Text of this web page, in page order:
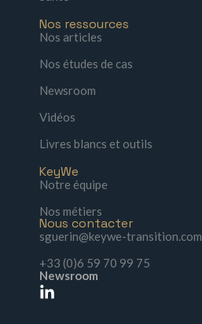
Nos ressources
Nos articles
Nos études de cas
Newsroom
Vidéos
Livres blancs et outils
KeyWe
Notre équipe
Nos métiers
Nous contacter
sguerin@keywe-transition.com
+33 (0)6 59 70 99 75
Newsroom